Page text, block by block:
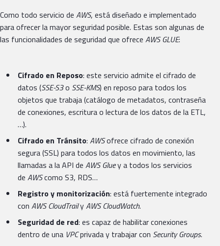
Como todo servicio de AWS, está diseñado e implementado
para ofrecer la mayor seguridad posible. Estas son algunas de
las funcionalidades de seguridad que ofrece AWS GLUE:
Cifrado en Reposo: este servicio admite el cifrado de
datos (SSE-S3o SSE-KMS) en reposo para todos los
objetos que trabaja (catálogo de metadatos, contraseña
de conexiones, escritura o lectura de los datos de la ETL,
…).
Cifrado en Tránsito: AWSofrece cifrado de conexión
segura (SSL) para todos los datos en movimiento, las
llamadas a la API de AWS Gluey a todos los servicios
de AWScomo S3, RDS…
Registro y monitorización: está fuertemente integrado
con AWS CloudTrailyAWS CloudWatch.
Seguridad de red: es capaz de habilitar conexiones
dentro de una VPCprivada y trabajar con Security Groups.